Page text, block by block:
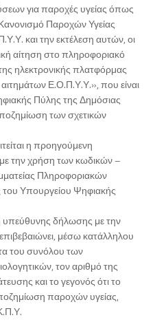
για παροχές υγείας όπως
Παροχών Υγείας
και την εκτέλεση αυτών, οι
αίτηση στο πληροφοριακό
ηλεκτρονικής πλατφόρμας
Ε.Ο.Π.Υ.Υ.», που είναι
Πύλης της Δημόσιας
των σχετικών
η προηγούμενη
την χρήση των κωδικών –
Πληροφοριακών
Υπουργείου Ψηφιακής
υπεύθυνης δήλωσης με την
μέσω κατάλληλου
του συνόλου των
τον αριθμό της
και το γεγονός ότι το
παροχών υγείας,